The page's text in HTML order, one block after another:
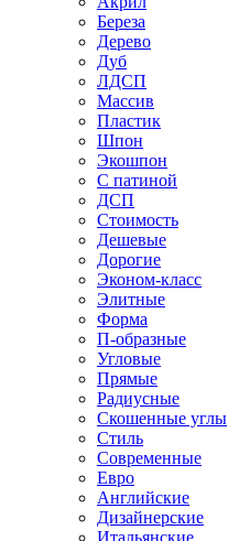
Береза
Дерево
Дуб
ЛДСП
Массив
Пластик
Шпон
Экошпон
С патиной
ДСП
Стоимость
Дешевые
Дорогие
Эконом-класс
Элитные
Форма
П-образные
Угловые
Прямые
Радиусные
Скошенные углы
Стиль
Современные
Евро
Английские
Дизайнерские
Итальянские